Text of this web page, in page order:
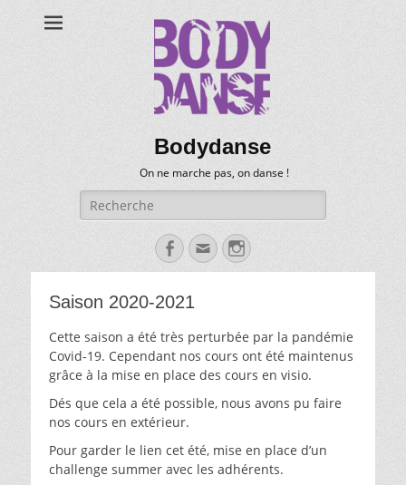
Bodydanse
On ne marche pas, on danse !
Recherche
pour:
Facebook
EmailInstagram
Saison 2020-2021
Cette saison a été très perturbée par la pandémie
Covid-19. Cependant nos cours ont été maintenus
grâce à la mise en place des cours en visio.
Dés que cela a été possible, nous avons pu faire
nos cours en extérieur.
Pour garder le lien cet été, mise en place d’un
challenge summer avec les adhérents.